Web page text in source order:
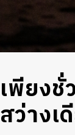
เพียงชั่
สว่างเ